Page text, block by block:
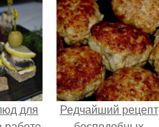
для
Редчайший рецепт